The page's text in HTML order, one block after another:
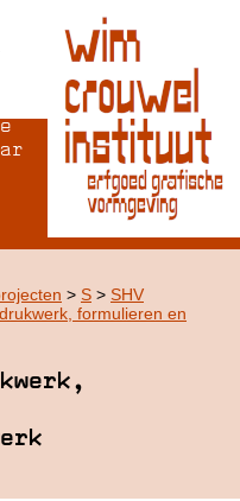
> S > SHV
formulieren en